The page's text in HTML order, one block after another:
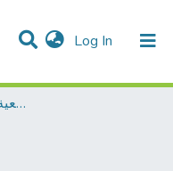
Log In (current)
Dissertations & Theses الرسائل الجامعية